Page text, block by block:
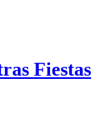
Fiestas